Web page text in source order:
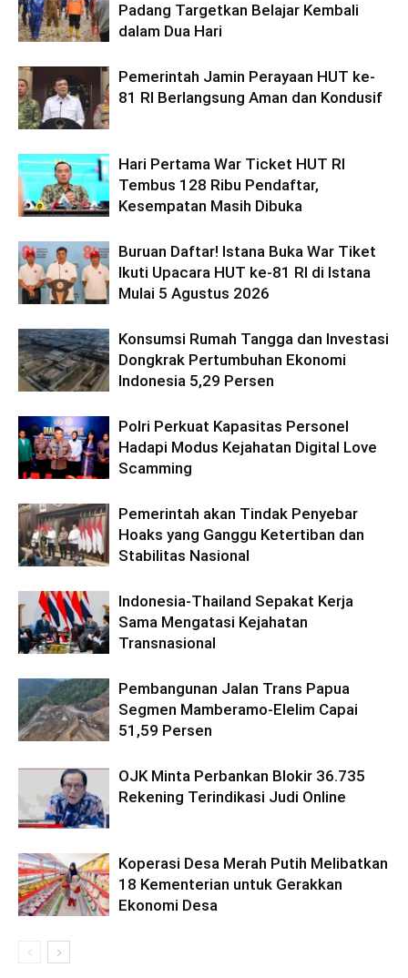
Padang Targetkan Belajar Kembali
dalam Dua Hari
Pemerintah Jamin Perayaan HUT ke-
81 RI Berlangsung Aman dan Kondusif
Hari Pertama War Ticket HUT RI
Tembus 128 Ribu Pendaftar,
Kesempatan Masih Dibuka
Buruan Daftar! Istana Buka War Tiket
Ikuti Upacara HUT ke-81 RI di Istana
Mulai 5 Agustus 2026
Konsumsi Rumah Tangga dan Investasi
Dongkrak Pertumbuhan Ekonomi
Indonesia 5,29 Persen
Polri Perkuat Kapasitas Personel
Hadapi Modus Kejahatan Digital Love
Scamming
Pemerintah akan Tindak Penyebar
Hoaks yang Ganggu Ketertiban dan
Stabilitas Nasional
Indonesia-Thailand Sepakat Kerja
Sama Mengatasi Kejahatan
Transnasional
Pembangunan Jalan Trans Papua
Segmen Mamberamo-Elelim Capai
51,59 Persen
OJK Minta Perbankan Blokir 36.735
Rekening Terindikasi Judi Online
Koperasi Desa Merah Putih Melibatkan
18 Kementerian untuk Gerakkan
Ekonomi Desa